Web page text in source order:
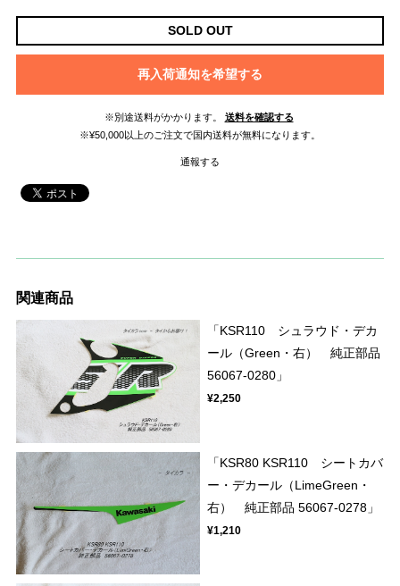
SOLD OUT
再入荷通知を希望する
※別途送料がかかります。
送料を確認する
※¥50,000以上のご注文で国内送料が無料になります。
通報する
関連商品
「KSR110 シュラウド・デカ
ール（Green・右） 純正部品
56067-0280」
¥2,250
「KSR80 KSR110 シートカバ
ー・デカール（LimeGreen・
右） 純正部品 56067-0278」
¥1,210